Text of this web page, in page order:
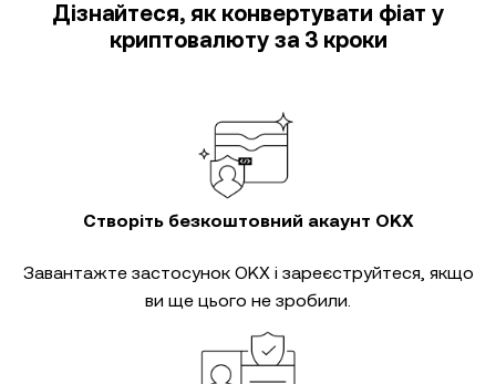
Дізнайтеся, як конвертувати фіат у
криптовалюту за 3 кроки
Створіть безкоштовний акаунт OKX
Завантажте застосунок OKX і зареєструйтеся, якщо
ви ще цього не зробили.